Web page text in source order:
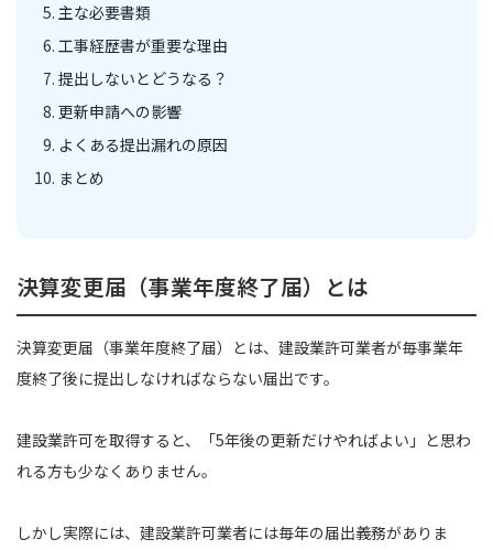
主な必要書類
工事経歴書が重要な理由
提出しないとどうなる？
更新申請への影響
よくある提出漏れの原因
まとめ
決算変更届（事業年度終了届）とは
決算変更届（事業年度終了届）とは、建設業許可業者が毎事業年
度終了後に提出しなければならない届出です。
建設業許可を取得すると、「5年後の更新だけやればよい」と思わ
れる方も少なくありません。
しかし実際には、建設業許可業者には毎年の届出義務がありま